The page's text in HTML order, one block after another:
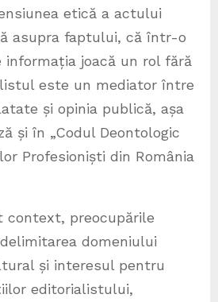
etică a actului
asupra faptului, că într-o
informația joacă un rol fără
este un mediator între
și opinia publică, așa
și în „Codul Deontologic
Profesioniști din România
context, preocupările
domeniului
și interesul pentru
editorialistului,